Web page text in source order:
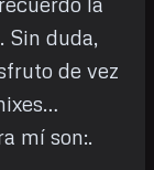
Sin duda,
de vez
mí son:.